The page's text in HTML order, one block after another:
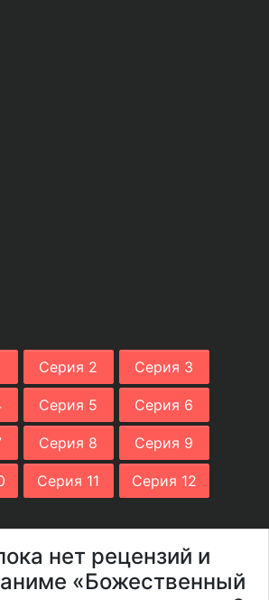
Серия 2 Серия 3
Серия 5 Серия 6
Серия 8 Серия 9
Серия 11 Серия 12
нет рецензий и
«Божественный